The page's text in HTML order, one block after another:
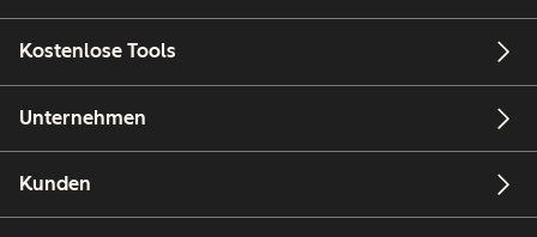
Kostenlose Tools
Unternehmen
Kunden